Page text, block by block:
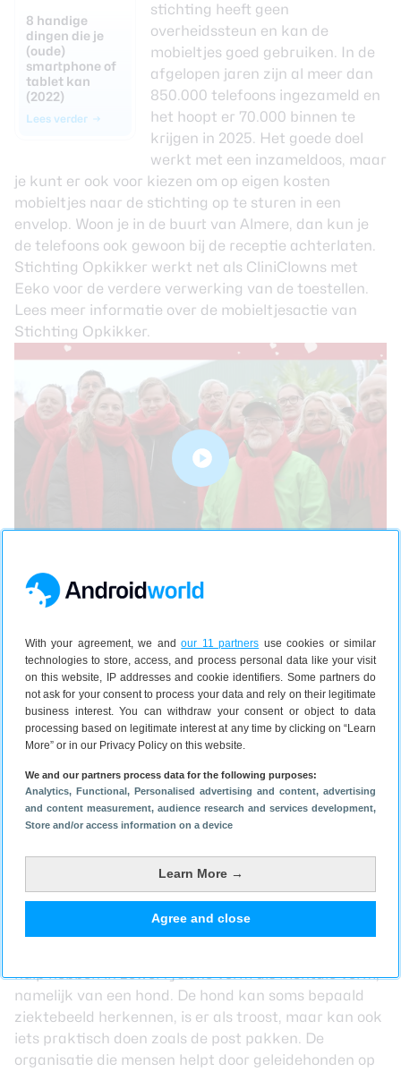
With your agreement, we andour 11 partners use cookies or similar
technologies to store, access, and process personal data like your visit
on this website, IP addresses and cookie identifiers. Some partners do
not ask for your consent to process your data and rely on their legitimate
business interest. You can withdraw your consent or object to data
processing based on legitimate interest at any time by clicking on “Learn
More” or in our Privacy Policy on this website.
We and our partners process data for the following purposes:
Analytics, Functional, Personalised advertising and content, advertising
and content measurement, audience research and services development,
Store and/or access information on a device
Learn More →
Agree and close
8 handige
dingen die je
(oude)
smartphone of
tablet kan
(2022)
Lees verder
stichting heeft geen
overheidssteun en kan de
mobieltjes goed gebruiken. In de
afgelopen jaren zijn al meer dan
850.000 telefoons ingezameld en
het hoopt er 70.000 binnen te
krijgen in 2025. Het goede doel
werkt met een inzameldoos, maar
je kunt er ook voor kiezen om op eigen kosten
mobieltjes naar de stichting op te sturen in een
envelop. Woon je in de buurt van Almere, dan kun je
de telefoons ook gewoon bij de receptie achterlaten.
Stichting Opkikker werkt net als CliniClowns met
Eeko voor de verdere verwerking van de toestellen.
Lees meer informatie over de mobieltjesactie van
Stichting Opkikker.
4. KNGF Geleidehonden
KNFG Geleidehonden zorgen dat mensen met een
hulp hebben in zowel fysieke vorm als mentale vorm,
namelijk van een hond. De hond kan soms bepaald
ziektebeeld herkennen, is er als troost, maar kan ook
iets praktisch doen zoals de post pakken. De
organisatie die mensen helpt door geleidehonden op